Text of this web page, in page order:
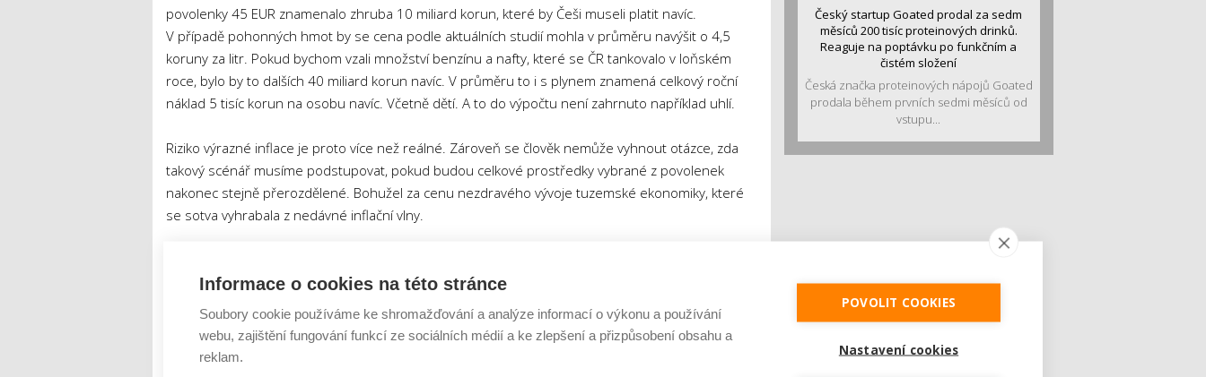
povolenky 45 EUR znamenalo zhruba 10 miliard korun, které by Češi museli platit navíc.
V případě pohonných hmot by se cena podle aktuálních studií mohla v průměru navýšit o 4,5
koruny za litr. Pokud bychom vzali množství benzínu a nafty, které se ČR tankovalo v loňském
roce, bylo by to dalších 40 miliard korun navíc. V průměru to i s plynem znamená celkový roční
náklad 5 tisíc korun na osobu navíc. Včetně dětí. A to do výpočtu není zahrnuto například uhlí.
Riziko výrazné inflace je proto více než reálné. Zároveň se člověk nemůže vyhnout otázce, zda
takový scénář musíme podstupovat, pokud budou celkové prostředky vybrané z povolenek
nakonec stejně přerozdělené. Bohužel za cenu nezdravého vývoje tuzemské ekonomiky, které
se sotva vyhrabala z nedávné inflační vlny.
Zásadní je přitom zohledňovat i postoj formující se nové vládní koalice, která uvádí, že nedopustí,
aby byla nová pravidla k povolenkám zanesena do české legislativy. Ačkoliv se jedná o poměrně
silné fráze, v praxi by to bylo extrémně složité. Klíčová evropská směrnice je totiž již součástí
Český startup Goated prodal za sedm
měsíců 200 tisíc proteinových drinků.
Reaguje na poptávku po funkčním a
čistém složení
Česká značka proteinových nápojů Goated
prodala během prvních sedmi měsíců od
vstupu...
Informace o cookies na této stránce
Soubory cookie používáme ke shromažďování a analýze informací o výkonu a používání
webu, zajištění fungování funkcí ze sociálních médií a ke zlepšení a přizpůsobení obsahu a
reklam.
POVOLIT COOKIES
Nastavení cookies